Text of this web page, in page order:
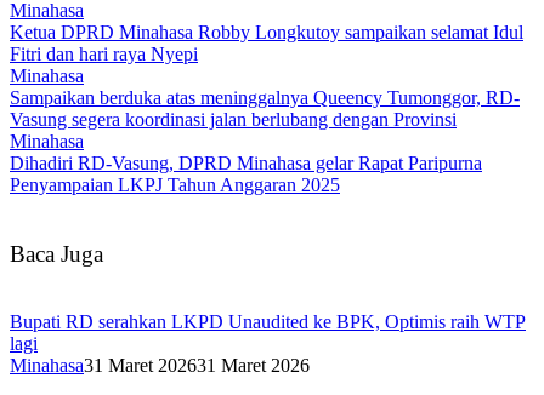
Minahasa
Ketua DPRD Minahasa Robby Longkutoy sampaikan selamat Idul
Fitri dan hari raya Nyepi
Minahasa
Sampaikan berduka atas meninggalnya Queency Tumonggor, RD-
Vasung segera koordinasi jalan berlubang dengan Provinsi
Minahasa
Dihadiri RD-Vasung, DPRD Minahasa gelar Rapat Paripurna
Penyampaian LKPJ Tahun Anggaran 2025
Baca Juga
Bupati RD serahkan LKPD Unaudited ke BPK, Optimis raih WTP
lagi
Minahasa31 Maret 202631 Maret 2026